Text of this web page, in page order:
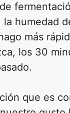
humedad
más
los 30
que es